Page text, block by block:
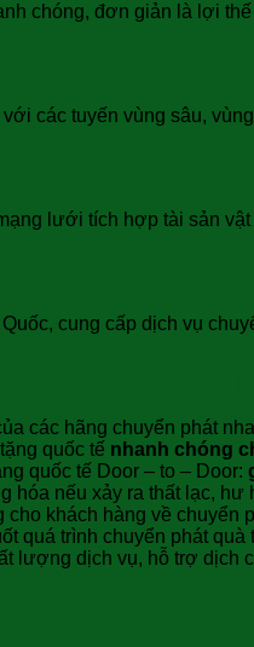
chóng, đơn giản là lợi
các tuyến vùng sâu,
lưới tích hợp tài sản
cung cấp dịch vụ
các hãng chuyển phát
quốc tế nhanh chóng
quốc tế Door – to – Door:
hóa nếu xảy ra thất lạc,
cho khách hàng về chuyển
quá trình chuyển phát quà
lượng dịch vụ, hỗ trợ dịch